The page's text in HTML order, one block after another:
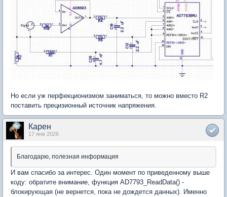
Но если уж перфекционизмом заниматься, то можно вместо R2
поставить прецизионный источник напряжения.
Карен
17 янв 2026
Благодарю, полезная информация
И вам спасибо за интерес. Один момент по приведенному выше
коду: обратите внимание, функция AD7793_ReadData() -
блокирующая (не вернется, пока не дождется данных). Именно